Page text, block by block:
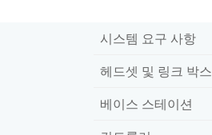
시스템 요구 사항
헤드셋 및 링크 박스
베이스 스테이션